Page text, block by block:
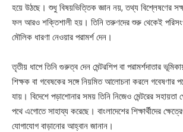
হয়ে উঠছে। শুধু বিষয়ভিত্তিক জ্ঞান নয়, তথ্য বিশ্লেষণের
ফল আরও শক্তিশালী হয়। তিনি তরুণদের শুরু থেকেই
মৌলিক ধারণা নেওয়ার পরামর্শ দেন।
তৃতীয় ধাপে তিনি গুরুত্ব দেন মেন্টরশিপ বা পরামর্শদাতার
শিক্ষক বা গবেষকের সঙ্গে নিয়মিত আলোচনা করলে
যায়। বিদেশে পড়াশোনার সময় তিনি নিজেও মেন্টরের সহায়তা
পথে এগোতে সাহায্য করেছে। বাংলাদেশের শিক্ষার্থীদের
যোগাযোগ বাড়ানোর আহ্বান জানান।